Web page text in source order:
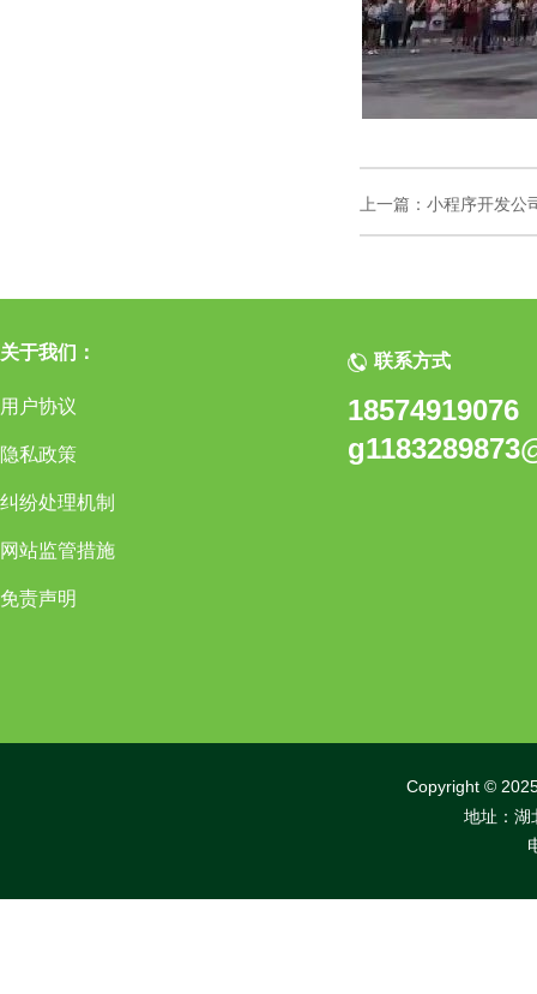
上一篇： 小程序开发公
关于我们：
用户协议
隐私政策
纠纷处理机制
网站监管措施
免责声明
联系方式
18574919076
Copyright ©
地址：湖